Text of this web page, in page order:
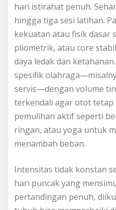
hari istirahat penuh.
hingga tiga sesi latihan.
kekuatan atau fisik dasar
pliometrik, atau core
daya ledak dan
spesifik
servis—dengan volume
terkendali agar otot tetap
pemulihan aktif seperti
ringan, atau yoga untuk
menambah beban.
Intensitas tidak konstan
hari puncak yang
pertandingan penuh,